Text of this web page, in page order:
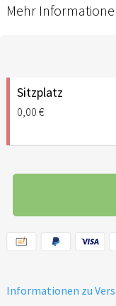
Mehr
Sitzplatz
0,00 €
Informationen zu